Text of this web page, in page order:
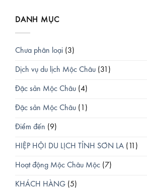
DANH MỤC
Chưa phân loại (3)
Dịch vụ du lịch Mộc Châu (31)
Đặc sản Mộc Châu (4)
Đặc sản Mộc Châu (1)
Điểm đến (9)
HIỆP HỘI DU LỊCH TỈNH SƠN LA (11)
Hoạt động Mộc Châu Mộc (7)
KHÁCH HÀNG (5)